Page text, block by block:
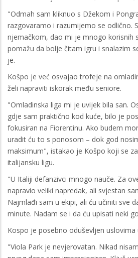
"Odmah sam kliknuo s Džekom i
razgovaramo i razumijemo se odlično.
njemačkom, dao mi je mnogo korisnih
pomažu da bolje čitam igru i snalazim
je.
Košpo je već osvajao trofeje na
želi napraviti iskorak među seniore.
"Omladinska liga mi je uvijek bila san.
gdje sam praktično kod kuće, bilo je
fokusiran na Fiorentinu. Ako budem
uradit ću to s ponosom – dok god
maksimum", istakao je Košpo koji se
italijansku ligu.
"U Italiji defanzivci mnogo nauče. Za
napravio veliki napredak, ali svjestan
Najmlađi sam u ekipi, ali ću učiniti sve
minute. Nadam se i da ću upisati neki
Kospo je posebno oduševljen uslovima
"Viola Park je nevjerovatan. Nikad